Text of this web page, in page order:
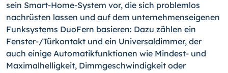
sein Smart-Home-System vor, die sich problemlos
nachrüsten lassen und auf dem unternehmenseigenen
Funksystems DuoFern basieren: Dazu zählen ein
Fenster-/Türkontakt und ein Universaldimmer, der
auch einige Automatikfunktionen wie Mindest- und
Maximalhelligkeit, Dimmgeschwindigkeit oder